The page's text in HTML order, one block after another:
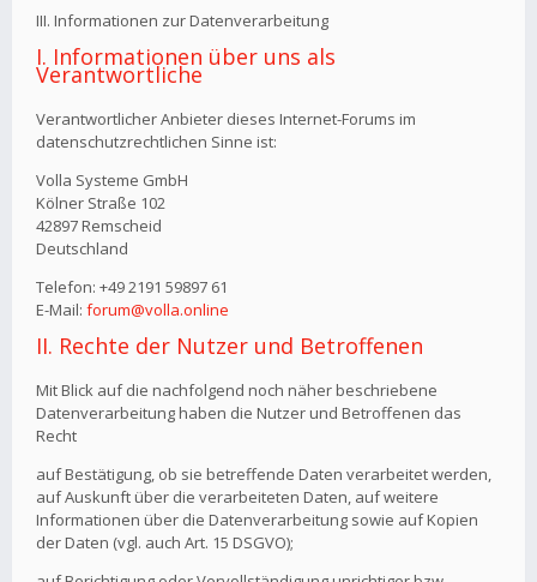
III. Informationen zur Datenverarbeitung
I. Informationen über uns als
Verantwortliche
Verantwortlicher Anbieter dieses Internet-Forums im
datenschutzrechtlichen Sinne ist:
Volla Systeme GmbH
Kölner Straße 102
42897 Remscheid
Deutschland
Telefon: +49 2191 59897 61
E-Mail: forum@volla.online
II. Rechte der Nutzer und Betroffenen
Mit Blick auf die nachfolgend noch näher beschriebene
Datenverarbeitung haben die Nutzer und Betroffenen das
Recht
auf Bestätigung, ob sie betreffende Daten verarbeitet werden,
auf Auskunft über die verarbeiteten Daten, auf weitere
Informationen über die Datenverarbeitung sowie auf Kopien
der Daten (vgl. auch Art. 15 DSGVO);